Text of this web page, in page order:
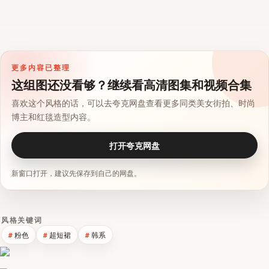
更多内容已整理
这组图还没看够？继续看高清图集和视频合集
喜欢这个风格的话，可以去夸克网盘查看更多同类美女街拍、时尚
博主和红毯造型内容。
打开夸克网盘
新窗口打开，建议先保存到自己的网盘。
风格关键词
粉色 超短裙 韩系